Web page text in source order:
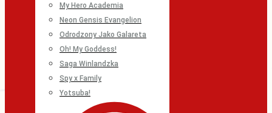
My Hero Academia
Neon Gensis Evangelion
Odrodzony Jako Galareta
Oh! My Goddess!
Saga Winlandzka
Spy x Family
Yotsuba!